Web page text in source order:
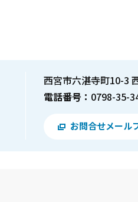
西宮市六湛寺町10-3
電話番号： 0798-35-
お問合せメール